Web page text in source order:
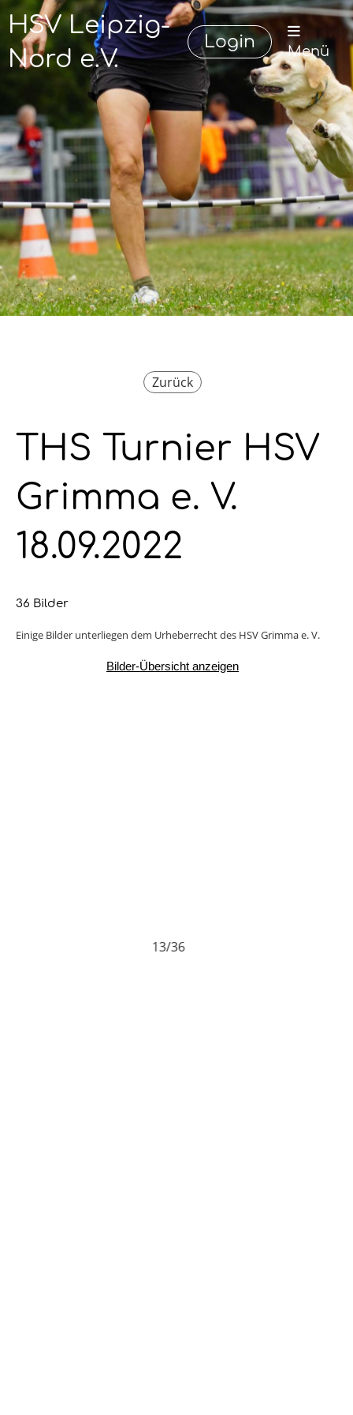
HSV Leipzig-
Nord e.V.
Login Menü
Zurück
THS Turnier HSV
Grimma e. V.
18.09.2022
36 Bilder
Einige Bilder unterliegen dem Urheberrecht des HSV Grimma e. V.
Bilder-Übersicht anzeigen